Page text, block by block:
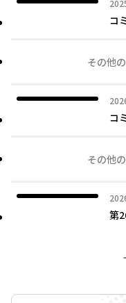
コ
その他
コ
その他
第